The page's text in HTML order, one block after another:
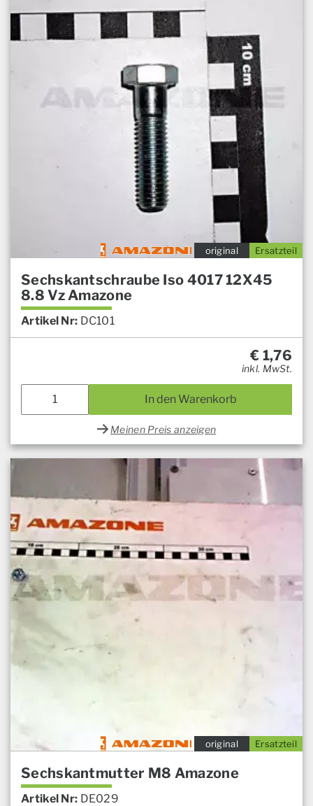
Ersatzteil
original
Sechskantschraube Iso 4017 12X45
8.8 Vz Amazone
Artikel Nr: DC101
€ 1,76
inkl. MwSt.
In den Warenkorb
Meinen Preis anzeigen
Ersatzteil
original
Sechskantmutter M8 Amazone
Artikel Nr: DE029